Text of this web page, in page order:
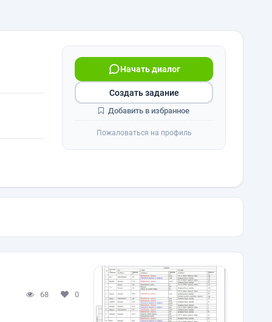
Начать диалог
Создать задание
Добавить в избранное
Пожаловаться на профиль
68 0